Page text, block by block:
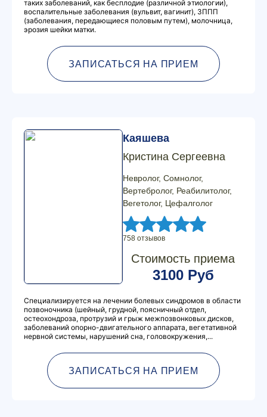
таких заболеваний, как бесплодие (различной этиологии),
воспалительные заболевания (вульвит, вагинит), ЗППП
(заболевания, передающиеся половым путем), молочница,
эрозия шейки матки.
ЗАПИСАТЬСЯ НА ПРИЕМ
Каяшева
Кристина Сергеевна
Невролог, Сомнолог,
Вертебролог, Реабилитолог,
Вегетолог, Цефалголог
758 отзывов
Стоимость приема
3100 Руб
Специализируется на лечении болевых синдромов в области
позвоночника (шейный, грудной, поясничный отдел,
остеохондроза, протрузий и грыж межпозвонковых дисков,
заболеваний опорно-двигательного аппарата, вегетативной
нервной системы, нарушений сна, головокружения,...
ЗАПИСАТЬСЯ НА ПРИЕМ